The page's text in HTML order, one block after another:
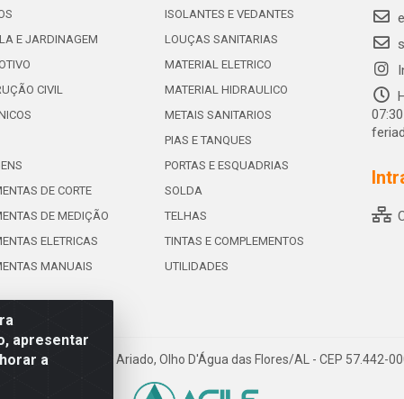
apresentar
a
E JARDINAGEM
CIVIL
DE CORTE
DE MEDIÇÃO
ELETRICAS
MANUAIS
ISOLANTES E VEDANTES
LOUÇAS SANITARIAS
MATERIAL ELETRICO
MATERIAL HIDRAULICO
METAIS SANITARIOS
PIAS E TANQUES
PORTAS E ESQUADRIAS
SOLDA
TELHAS
TINTAS E COMPLEMENTOS
UTILIDADES
Souza Leite, 265 - Ariado, Olho D'Água das Flores/AL - CEP 57.442-